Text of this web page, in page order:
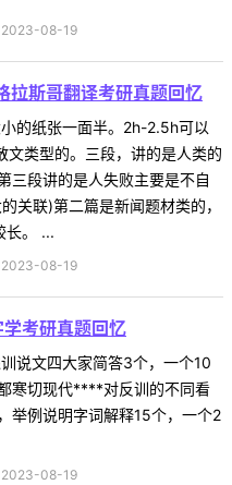
2023-08-19
拉斯哥翻译考研真题回忆
的纸张一面半。2h-2.5h可以
类型的。三段，讲的是人类的
三段讲的是人失败主要是不自
关联)第二篇是新闻题材类的，
长。 ...
2023-08-19
考研真题回忆
说文四大家简答3个，一个10
寒切现代****对反训的不同看
举例说明字词解释15个，一个2
2023-08-19